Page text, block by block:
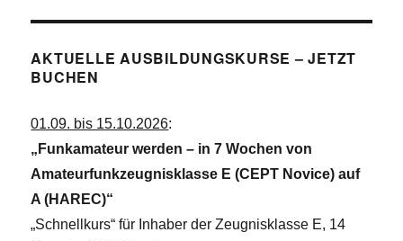
AKTUELLE AUSBILDUNGSKURSE – JETZT
BUCHEN
01.09. bis 15.10.2026:
„Funkamateur werden – in 7 Wochen von
Amateurfunkzeugnisklasse E (CEPT Novice) auf
A (HAREC)“
„Schnellkurs“ für Inhaber der Zeugnisklasse E, 14